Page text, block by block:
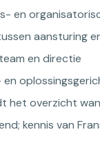
en
aansturing
en directie
het overzicht
kennis van